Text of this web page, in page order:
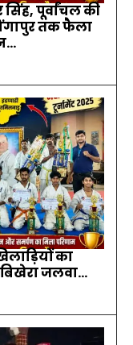
पूर्वांचल की
तक फैला
का
जलवा…